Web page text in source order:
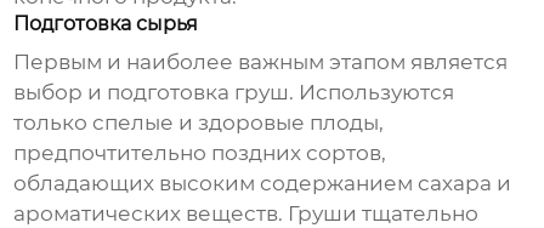
Подготовка сырья
Первым и наиболее важным этапом является
выбор и подготовка груш. Используются
только спелые и здоровые плоды,
предпочтительно поздних сортов,
обладающих высоким содержанием сахара и
ароматических веществ. Груши тщательно